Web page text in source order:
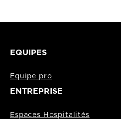
EQUIPES
Equipe pro
ENTREPRISE
Espaces Hospitalités